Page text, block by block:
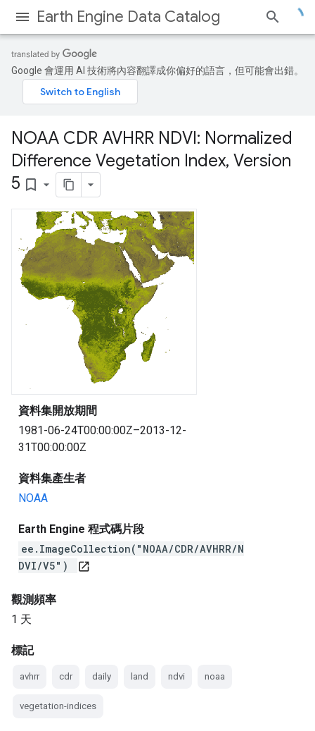
Earth Engine Data Catalog
Google 會運用 AI 技術將內容翻譯成你偏好的語言，但可能會出錯。
NOAA CDR AVHRR NDVI: Normalized
Difference Vegetation Index, Version
5 bookmark_border
資料集開放期間
1981-06-24T00:00:00Z–2013-12-
31T00:00:00Z
資料集產生者
NOAA
Earth Engine 程式碼片段
ee.ImageCollection("NOAA/CDR/AVHRR/N
DVI/V5")
open_in_new
觀測頻率
1 天
標記
avhrr cdr daily land ndvi noaa
vegetation-indices